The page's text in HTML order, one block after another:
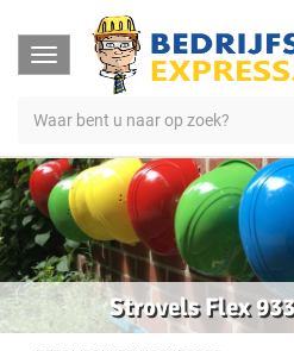
Toggle
navigation
Strovels Flex